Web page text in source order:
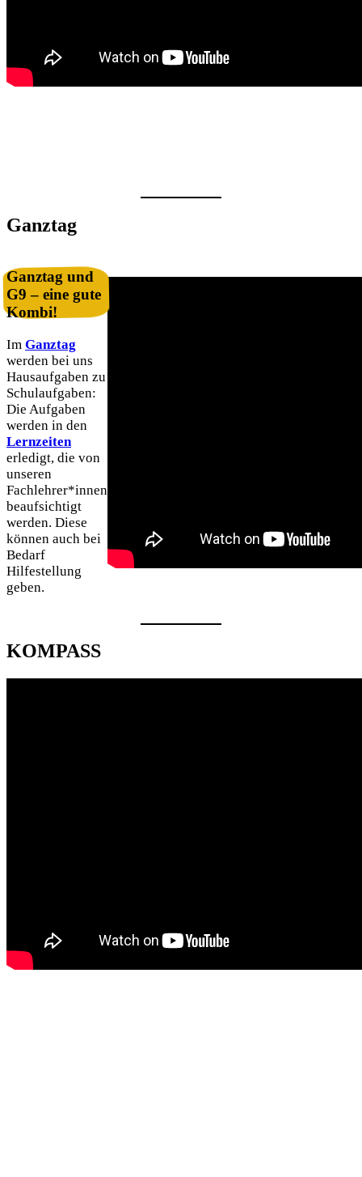
Ganztag
Ganztag und
G9 – eine gute
Kombi!
Im Ganztag
werden bei uns
Hausaufgaben zu
Schulaufgaben:
Die Aufgaben
werden in den
Lernzeiten
erledigt, die von
unseren
Fachlehrer*innen
beaufsichtigt
werden. Diese
können auch bei
Bedarf
Hilfestellung
geben.
KOMPASS